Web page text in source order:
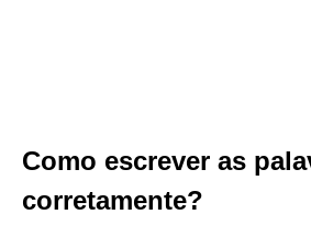
Como escrever as
corretamente?